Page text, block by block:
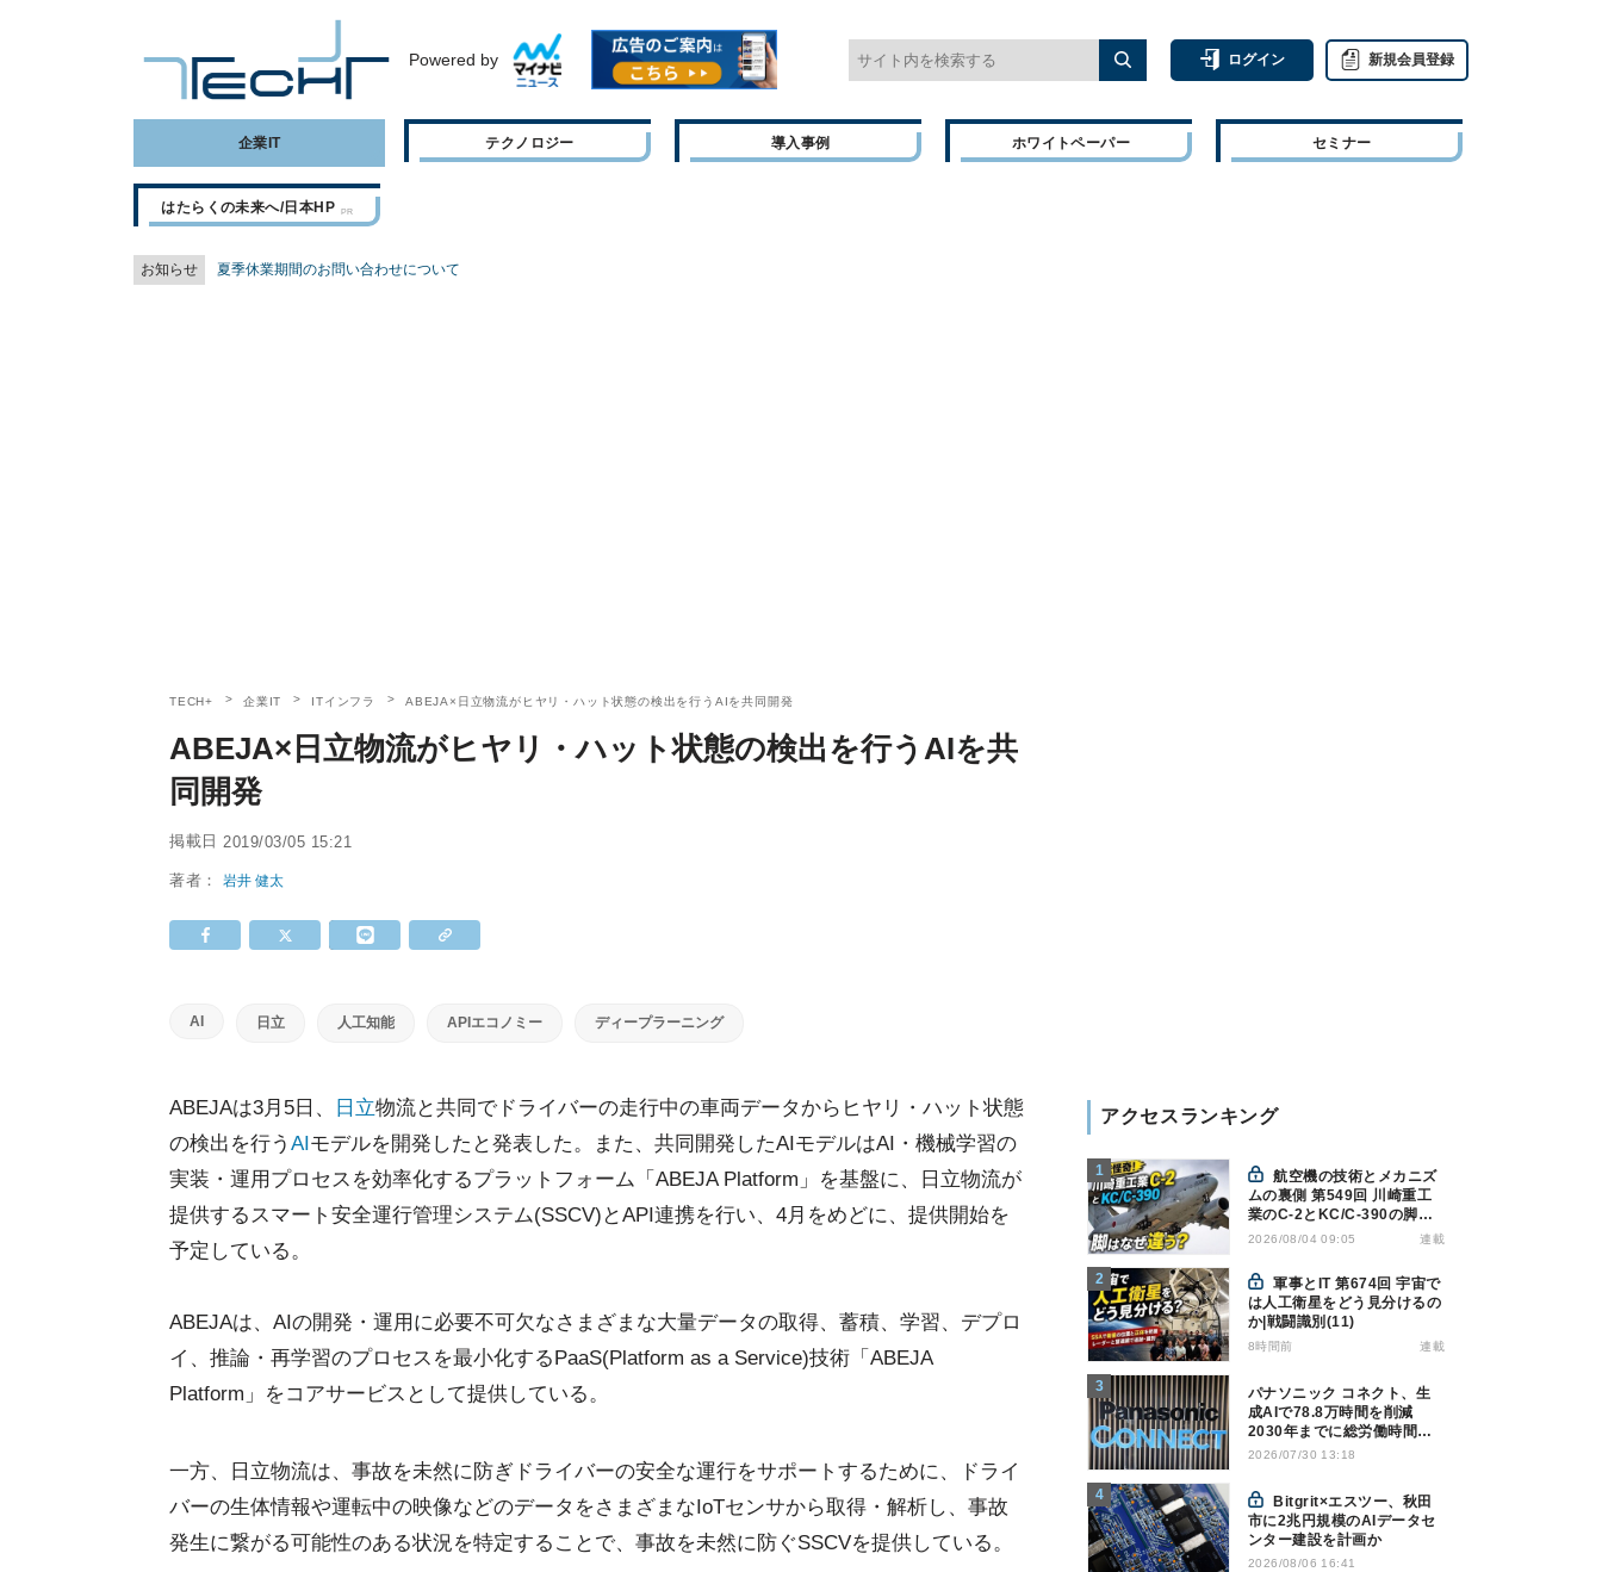
Powered by ログイン 新規会員登録
企業IT テクノロジー 導入事例 ホワイトペーパー セミナー
はたらくの未来へ/日本HP
お知らせ 夏季休業期間のお問い合わせについて
TECH+ 企業IT ITインフラ ABEJA×日立物流がヒヤリ・ハット状態の検出を行うAIを共同開発
ABEJA×日立物流がヒヤリ・ハット状態の検出を行うAIを共
同開発
掲載日 2019/03/05 15:21
著者：岩井 健太
AI 日立 人工知能 APIエコノミー ディープラーニング
ABEJAは3月5日、 日立物流と共同でドライバーの走行中の車両データからヒヤリ・ハット状態
の検出を行う AIモデルを開発したと発表した。また、共同開発したAIモデルはAI・機械学習の
実装・運用プロセスを効率化するプラットフォーム「ABEJA Platform」を基盤に、日立物流が
提供するスマート安全運行管理システム(SSCV)とAPI連携を行い、4月をめどに、提供開始を
予定している。
ABEJAは、AIの開発・運用に必要不可欠なさまざまな大量データの取得、蓄積、学習、デプロ
イ、推論・再学習のプロセスを最小化するPaaS(Platform as a Service)技術「ABEJA
Platform」をコアサービスとして提供している。
一方、日立物流は、事故を未然に防ぎドライバーの安全な運行をサポートするために、ドライ
バーの生体情報や運転中の映像などのデータをさまざまなIoTセンサから取得・解析し、事故
発生に繋がる可能性のある状況を特定することで、事故を未然に防ぐSSCVを提供している。
アクセスランキング
航空機の技術とメカニズ
ムの裏側 第549回 川崎重工
業のC-2とKC/C-390の脚は
なぜ違う? - 降着装置は複雑
2026/08/04 09:05 連載
軍事とIT 第674回 宇宙で
は人工衛星をどう見分けるの
か|戦闘識別(11)
8時間前 連載
パナソニック コネクト、生
成AIで78.8万時間を削減
2030年までに総労働時間
10％削減へ
2026/07/30 13:18
市に2兆円規模のAIデータセ
ンター建設を計画か
2026/08/06 16:41